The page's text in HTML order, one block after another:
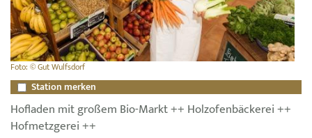
Foto: © Gut Wulfsdorf
Station merken
Hofladen mit großem Bio-Markt ++ Holzofenbäckerei ++
Hofmetzgerei ++